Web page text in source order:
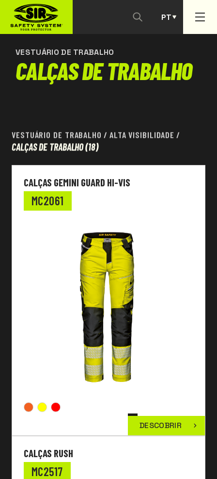
PT
ES
VESTUÁRIO DE TRABALHO
CALÇAS DE TRABALHO
VESTUÁRIO DE TRABALHO / ALTA VISIBILIDADE /
CALÇAS DE TRABALHO(18)
CALÇAS GEMINI GUARD HI-VIS
MC2061
DESCOBRIR
CALÇAS RUSH
MC2517
CONTACTAR-NOS